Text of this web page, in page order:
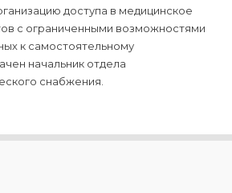
доступа в медицинское
с ограниченными возможностями
к самостоятельному
начальник отдела
снабжения.